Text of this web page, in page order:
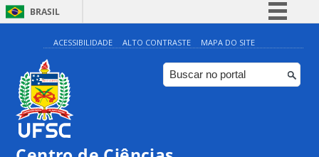
BRASIL
Simplifique!
Comunica BR
Participe
ACESSIBILIDADE ALTO CONTRASTE MAPA DO SITE